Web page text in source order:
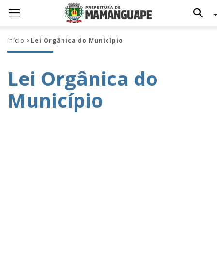
Início Lei Orgânica do Município
Lei Orgânica do
Município